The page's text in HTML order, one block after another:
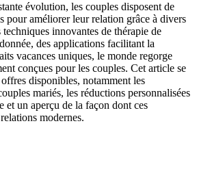
évolution, les couples disposent de
pour améliorer leur relation grâce à divers
innovantes de thérapie de
des applications facilitant la
vacances uniques, le monde regorge
conçues pour les couples. Cet article se
disponibles, notamment les
mariés, les réductions personnalisées
et un aperçu de la façon dont ces
modernes.